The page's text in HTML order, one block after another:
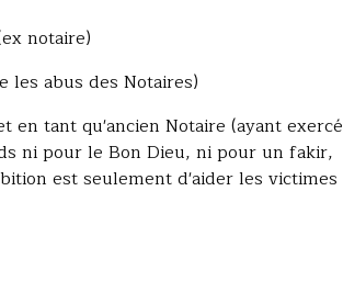
notaire)
les abus des Notaires)
en tant qu'ancien Notaire (ayant exercé
ni pour le Bon Dieu, ni pour un fakir,
est seulement d'aider les victimes